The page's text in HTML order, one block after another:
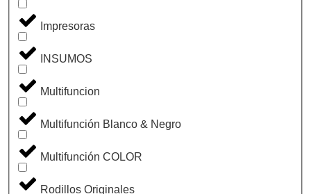
Impresoras
INSUMOS
Multifuncion
Multifunción Blanco & Negro
Multifunción COLOR
Rodillos Originales